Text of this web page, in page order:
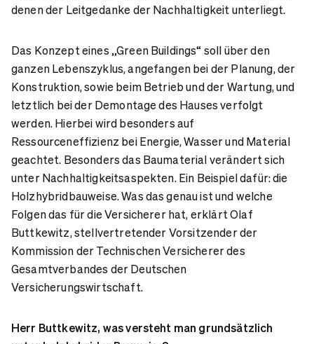
denen der Leitgedanke der Nachhaltigkeit unterliegt.
Das Konzept eines „Green Buildings“ soll über den
ganzen Lebenszyklus, angefangen bei der Planung, der
Konstruktion, sowie beim Betrieb und der Wartung, und
letztlich bei der Demontage des Hauses verfolgt
werden. Hierbei wird besonders auf
Ressourceneffizienz bei Energie, Wasser und Material
geachtet. Besonders das Baumaterial verändert sich
unter Nachhaltigkeitsaspekten. Ein Beispiel dafür: die
Holzhybridbauweise. Was das genau ist und welche
Folgen das für die Versicherer hat, erklärt Olaf
Buttkewitz, stellvertretender Vorsitzender der
Kommission der Technischen Versicherer des
Gesamtverbandes der Deutschen
Versicherungswirtschaft.
Herr Buttkewitz, was versteht man grundsätzlich